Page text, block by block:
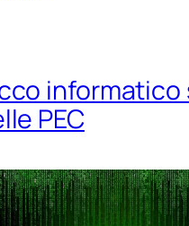
informatico
PEC